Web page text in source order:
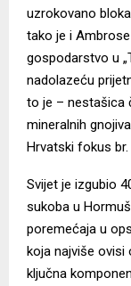
uzrokovano
tako je i
gospodarstvo u
nadolazeću
to je – nestašica
mineralnih
Hrvatski fokus br.
Svijet je izgubio
sukoba u
poremećaja u
koja najviše ovisi
ključna